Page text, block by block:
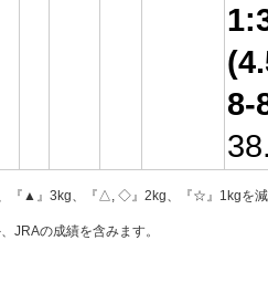
8-
『▲』3kg、『△, ◇』2kg、『☆』1kgを
JRAの成績を含みます。